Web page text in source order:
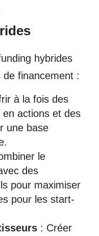
hybrides
financement :
à la fois des
en actions et des
une base
le
des
pour maximiser
pour les start-
: Créer